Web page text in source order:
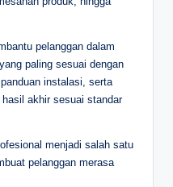
pelanggan dalam
paling sesuai dengan
instalasi, serta
akhir sesuai standar
menjadi salah satu
pelanggan merasa